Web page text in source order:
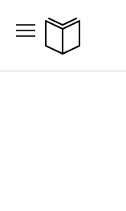
содержанию